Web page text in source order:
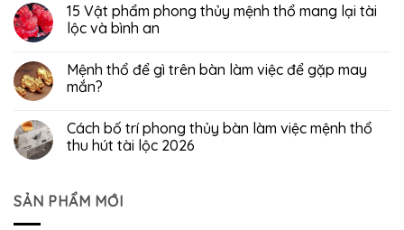
15 Vật phẩm phong thủy mệnh thổ mang lại tài
lộc và bình an
Mệnh thổ để gì trên bàn làm việc để gặp may
mắn?
Cách bố trí phong thủy bàn làm việc mệnh thổ
thu hút tài lộc 2026
SẢN PHẨM MỚI